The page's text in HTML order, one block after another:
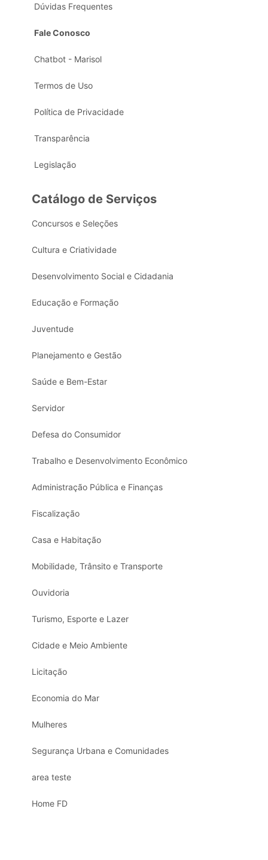
Dúvidas Frequentes
Fale Conosco
Chatbot - Marisol
Termos de Uso
Política de Privacidade
Transparência
Legislação
Catálogo de Serviços
Concursos e Seleções
Cultura e Criatividade
Desenvolvimento Social e Cidadania
Educação e Formação
Juventude
Planejamento e Gestão
Saúde e Bem-Estar
Servidor
Defesa do Consumidor
Trabalho e Desenvolvimento Econômico
Administração Pública e Finanças
Fiscalização
Casa e Habitação
Mobilidade, Trânsito e Transporte
Ouvidoria
Turismo, Esporte e Lazer
Cidade e Meio Ambiente
Licitação
Economia do Mar
Mulheres
Segurança Urbana e Comunidades
area teste
Home FD